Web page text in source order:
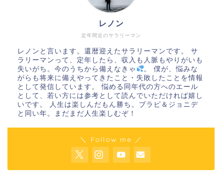
定年間近のサラリーマン
レノン
レノンと言います。還暦迎えたサラリーマンです。 サ
ラリーマンって、定年したら、収入も人脈もやりがいも
失いがち。今のうちから備えなきゃ
。 僕が、悩みな
がらも将来に備えやってきたこと・失敗したことを情報
として発信しています。 悩める同年代の方へのエール
として、若い方には参考として読んでいただければ嬉し
いです。 人生は楽しんだもん勝ち。ブラピ＆ジョニデ
と同い年。まだまだ人生楽しむぞ！
＼ Follow me ／